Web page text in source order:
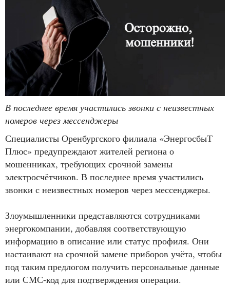
В последнее время участились звонки с неизвестных
номеров через мессенджеры
Специалисты Оренбургского филиала «ЭнергосбыТ
Плюс» предупреждают жителей региона о
мошенниках, требующих срочной замены
электросчётчиков. В последнее время участились
звонки с неизвестных номеров через мессенджеры.
Злоумышленники представляются сотрудниками
энергокомпании, добавляя соответствующую
информацию в описание или статус профиля. Они
настаивают на срочной замене приборов учёта, чтобы
под таким предлогом получить персональные данные
или СМС-код для подтверждения операции.